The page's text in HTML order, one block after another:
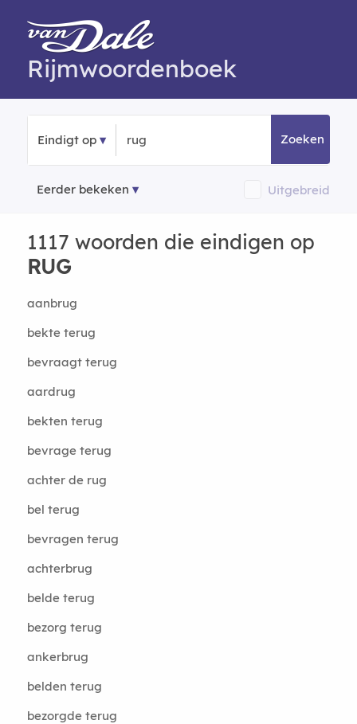
Rijmwoordenboek
Eindigt op Zoeken
Eerder bekeken Uitgebreid
1117 woorden die eindigen op
RUG
aanbrug
bekte terug
bevraagt terug
aardrug
bekten terug
bevrage terug
achter de rug
bel terug
bevragen terug
achterbrug
belde terug
bezorg terug
ankerbrug
belden terug
bezorgde terug